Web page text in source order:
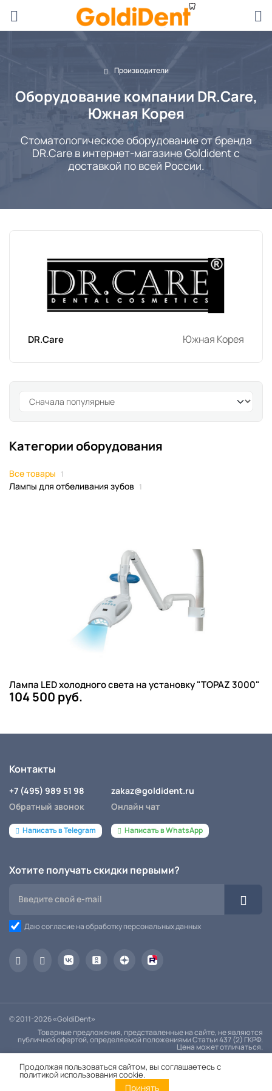
Производители
Оборудование компании DR.Care,
Южная Корея
Стоматологическое оборудование от бренда
DR.Care в интернет-магазине Goldident с
доставкой по всей России.
DR.Care Южная Корея
Категории оборудования
Все товары 1
Лампы для отбеливания зубов 1
Лампа LED холодного света на установку "TOPAZ 3000"
104 500 руб.
Контакты
+7 (495) 989 51 98
Обратный звонок
Написать в Telegram
zakaz@goldident.ru
Онлайн чат
Написать в WhatsApp
Хотите получать скидки первыми?
Даю согласие на обработку персональных данных
© 2011-2026 «GoldiDent»
Товарные предложения, представленные на сайте, не являются
публичной офертой, определяемой положениями Статьи 437 (2) ГКРФ.
Цена может отличаться.
Продолжая пользоваться сайтом, вы соглашаетесь с
политикой использования cookie.
Принять